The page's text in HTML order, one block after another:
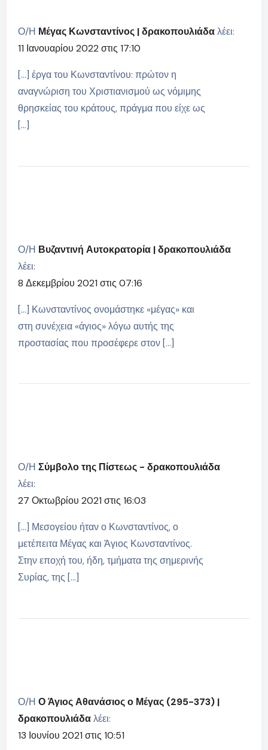
Ο/Η Μέγας Κωνσταντίνος | δρακοπουλιάδα λέει:
11 Ιανουαρίου 2022 στις 17:10
[…] έργα του Κωνσταντίνου: πρώτον η
αναγνώριση του Χριστιανισμού ως νόμιμης
θρησκείας του κράτους, πράγμα που είχε ως
[…]
Ο/Η Βυζαντινή Αυτοκρατορία | δρακοπουλιάδα
λέει:
8 Δεκεμβρίου 2021 στις 07:16
[…] Κωνσταντίνος ονομάστηκε «μέγας» και
στη συνέχεια «άγιος» λόγω αυτής της
προστασίας που προσέφερε στον […]
Ο/Η Σύμβολο της Πίστεως - δρακοπουλιάδα
λέει:
27 Οκτωβρίου 2021 στις 16:03
[…] Μεσογείου ήταν ο Κωνσταντίνος, ο
μετέπειτα Μέγας και Άγιος Κωνσταντίνος.
Στην εποχή του, ήδη, τμήματα της σημερινής
Συρίας, της […]
Ο/Η Ο Άγιος Αθανάσιος ο Μέγας (295-373) |
δρακοπουλιάδα λέει:
13 Ιουνίου 2021 στις 10:51